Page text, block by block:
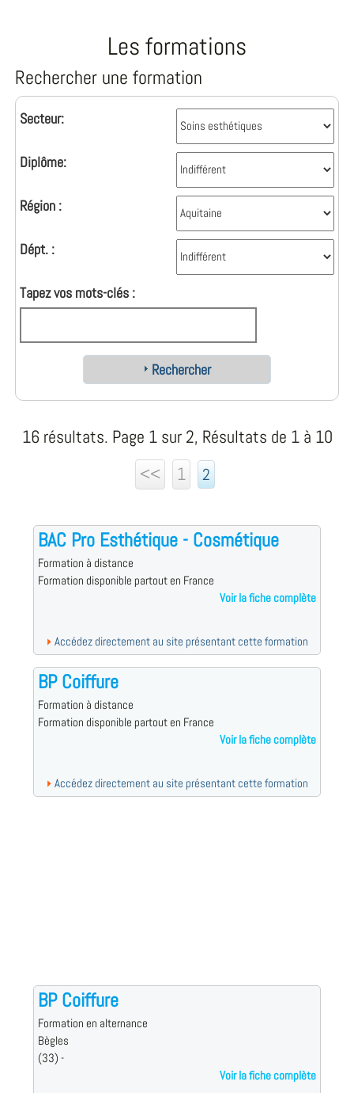
Les formations
Rechercher une formation
Secteur:
Diplôme:
Région :
Dépt. :
Tapez vos mots-clés :
Rechercher
16 résultats. Page 1 sur 2, Résultats de 1 à 10
<<
1 2
BAC Pro Esthétique - Cosmétique
Formation à distance
Formation disponible partout en France
Voir la fiche complète
Accédez directement au site présentant cette formation
BP Coiffure
Formation à distance
Formation disponible partout en France
Voir la fiche complète
Accédez directement au site présentant cette formation
BP Coiffure
Formation en alternance
Bègles
(33) -
Voir la fiche complète